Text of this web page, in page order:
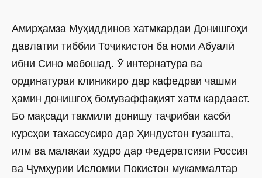
Амирҳамза Муҳиддинов хатмкардаи Донишгоҳи
давлатии тиббии Тоҷикистон ба номи Абуалӣ
ибни Сино мебошад. Ӯ интернатура ва
ординатураи клиникиро дар кафедраи чашми
ҳамин донишгоҳ бомуваффақият хатм кардааст.
Бо мақсади такмили донишу таҷрибаи касбӣ
курсҳои тахассусиро дар Ҳиндустон гузашта,
илм ва малакаи худро дар Федератсияи Россия
ва Ҷумҳурии Исломии Покистон мукаммалтар